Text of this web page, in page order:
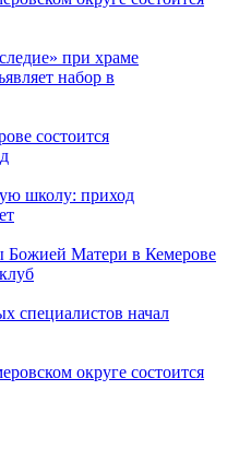
при храме
набор в
состоится
школу: приход
Божией Матери в Кемерове
специалистов начал
округе состоится